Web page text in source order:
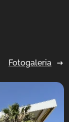
Fotogaleria